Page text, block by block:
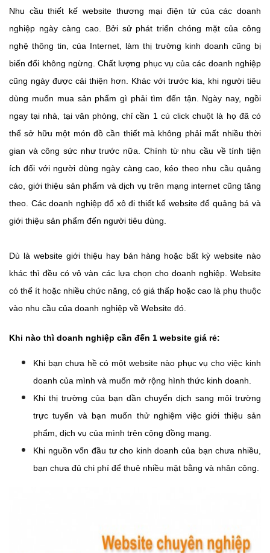
Nhu cầu thiết kế website thương mại điện tử của các doanh
nghiệp ngày càng cao. Bởi sử phát triển chóng mặt của công
nghệ thông tin, của Internet, làm thị trường kinh doanh cũng bị
biến đổi không ngừng. Chất lượng phục vụ của các doanh nghiệp
cũng ngày được cải thiện hơn. Khác với trước kia, khi người tiêu
dùng muốn mua sản phẩm gì phải tìm đến tận. Ngày nay, ngồi
ngay tại nhà, tại văn phòng, chỉ cần 1 cú click chuột là họ đã có
thể sở hữu một món đồ cần thiết mà không phải mất nhiều thời
gian và công sức như trước nữa. Chính từ nhu cầu về tính tiện
ích đối với người dùng ngày càng cao, kéo theo nhu cầu quảng
cáo, giới thiệu sản phẩm và dịch vụ trên mạng internet cũng tăng
theo. Các doanh nghiệp đổ xô đi thiết kế website để quảng bá và
giới thiệu sản phẩm đến người tiêu dùng.
Dù là website giới thiệu hay bán hàng hoặc bất kỳ website nào
khác thì đều có vô vàn các lựa chọn cho doanh nghiệp. Website
có thể ít hoặc nhiều chức năng, có giá thấp hoặc cao là phụ thuộc
vào nhu cầu của doanh nghiệp về Website đó.
Khi nào thì doanh nghiệp cần đến 1 website giá rẻ:
Khi bạn chưa hề có một website nào phục vụ cho việc kinh
doanh của mình và muốn mở rộng hình thức kinh doanh.
Khi thị trường của bạn dần chuyển dịch sang môi trường
trực tuyến và bạn muốn thử nghiệm việc giới thiệu sản
phẩm, dịch vụ của mình trên cộng đồng mạng.
Khi nguồn vốn đầu tư cho kinh doanh của bạn chưa nhiều,
bạn chưa đủ chi phí để thuê nhiều mặt bằng và nhân công.